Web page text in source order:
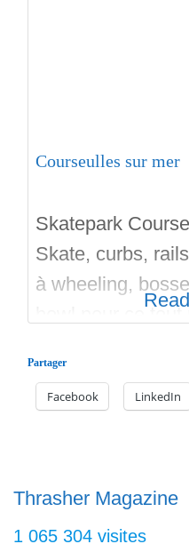
Courseulles sur mer
Skatepark
Skate, curbs,
à wheeling,
bowl pour ce
que les vidéos, et
skateparks
Partager
Facebook LinkedIn
Thrasher Magazine
1 065 304 visites